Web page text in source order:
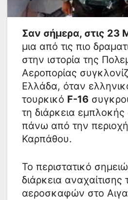
Σαν σήμερα, στις 23
μια από τις πιο
στην ιστορία της
Αεροπορίας
Ελλάδα, όταν
τουρκικό F-16
τη διάρκεια
πάνω από την
Καρπάθου.
Το περιστατικό
διάρκεια αναχαίτισης
αεροσκαφών στο